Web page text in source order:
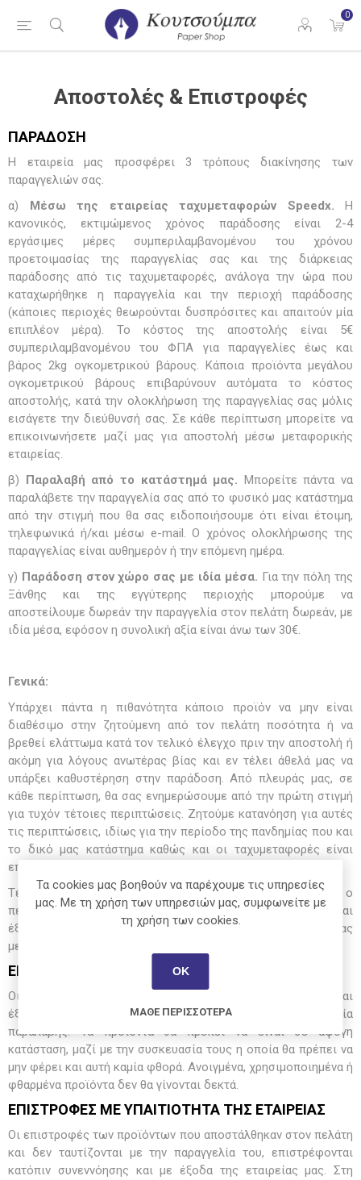
0
Αποστολές & Επιστροφές
ΠΑΡΑΔΟΣΗ
Η εταιρεία μας προσφέρει 3 τρόπους διακίνησης των
παραγγελιών σας.
α) Μέσω της εταιρείας ταχυμεταφορών Speedx. Η
κανονικός, εκτιμώμενος χρόνος παράδοσης είναι 2-4
εργάσιμες μέρες συμπεριλαμβανομένου του χρόνου
προετοιμασίας της παραγγελίας σας και της διάρκειας
παράδοσης από τις ταχυμεταφορές, ανάλογα την ώρα που
καταχωρήθηκε η παραγγελία και την περιοχή παράδοσης
(κάποιες περιοχές θεωρούνται δυσπρόσιτες και απαιτούν μία
επιπλέον μέρα). Το κόστος της αποστολής είναι 5€
συμπεριλαμβανομένου του ΦΠΑ για παραγγελίες έως και
βάρος 2kg ογκομετρικού βάρους. Κάποια προϊόντα μεγάλου
ογκομετρικού βάρους επιβαρύνουν αυτόματα το κόστος
αποστολής, κατά την ολοκλήρωση της παραγγελίας σας μόλις
εισάγετε την διεύθυνσή σας. Σε κάθε περίπτωση μπορείτε να
επικοινωνήσετε μαζί μας για αποστολή μέσω μεταφορικής
εταιρείας.
β) Παραλαβή από το κατάστημά μας. Μπορείτε πάντα να
παραλάβετε την παραγγελία σας από το φυσικό μας κατάστημα
από την στιγμή που θα σας ειδοποιήσουμε ότι είναι έτοιμη,
τηλεφωνικά ή/και μέσω e-mail. Ο χρόνος ολοκλήρωσης της
παραγγελίας είναι αυθημερόν ή την επόμενη ημέρα.
γ) Παράδοση στον χώρο σας με ιδία μέσα. Για την πόλη της
Ξάνθης και της εγγύτερης περιοχής μπορούμε να
αποστείλουμε δωρεάν την παραγγελία στον πελάτη δωρεάν, με
ιδία μέσα, εφόσον η συνολική αξία είναι άνω των 30€.
Γενικά:
Υπάρχει πάντα η πιθανότητα κάποιο προϊόν να μην είναι
διαθέσιμο στην ζητούμενη από τον πελάτη ποσότητα ή να
βρεθεί ελάττωμα κατά τον τελικό έλεγχο πριν την αποστολή ή
ακόμη για λόγους ανωτέρας βίας και εν τέλει άθελά μας να
υπάρξει καθυστέρηση στην παράδοση. Από πλευράς μας, σε
κάθε περίπτωση, θα σας ενημερώσουμε από την πρώτη στιγμή
για τυχόν τέτοιες περιπτώσεις. Ζητούμε κατανόηση για αυτές
τις περιπτώσεις, ιδίως για την περίοδο της πανδημίας που και
το δικό μας κατάστημα καθώς και οι ταχυμεταφορές είναι
επιβαρυμένες σε μεγάλο βαθμό.
Τέλος, υπάρχει η δυνατότητα κατ' εξαίρεση, εφόσον επιθυμεί ο
πελάτης, αποστολή με δική του εταιρεία ταχυμεταφορών και
έξοδα παραλήπτη εφόσον έχει γίνει πληρωμή της παραγγελίας
με τρόπο διαφορετικό της αντικαταβολής.
ΕΠΙΣΤΡΟΦΕΣ
Οι επιστροφές των προϊόντων γίνονται πάντα με ευθύνη και
έξοδα του πελάτη εντός 15 ημερών από την ημερομηνία
παραλαβής. Τα προϊόντα θα πρέπει να είναι σε άψογη
κατάσταση, μαζί με την συσκευασία τους η οποία θα πρέπει να
μην φέρει και αυτή καμία φθορά. Ανοιγμένα, χρησιμοποιημένα ή
φθαρμένα προϊόντα δεν θα γίνονται δεκτά.
ΕΠΙΣΤΡΟΦΕΣ ΜΕ ΥΠΑΙΤΙΟΤΗΤΑ ΤΗΣ ΕΤΑΙΡΕΙΑΣ
Οι επιστροφές των προϊόντων που αποστάλθηκαν στον πελάτη
και δεν ταυτίζονται με την παραγγελία του, επιστρέφονται
κατόπιν συνεννόησης και με έξοδα της εταιρείας μας. Στη
Τα cookies μας βοηθούν να παρέχουμε τις υπηρεσίες
μας. Με τη χρήση των υπηρεσιών μας, συμφωνείτε με
τη χρήση των cookies.
ΟΚ
ΜΆΘΕ ΠΕΡΙΣΣΌΤΕΡΑ